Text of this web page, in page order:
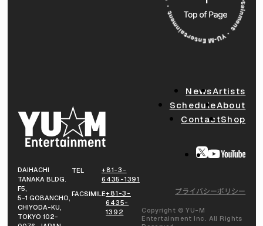
DAIHACHI
TANAKA BLDG.
F5,
5-1 GOBANCHO,
CHIYODA-KU,
TOKYO 102-
TEL
+81-3-
6435-1391
FACSIMILE+81-3-
6435-
1392
NewsArtists
ScheduleAbout
ContactShop
プライバシーポリシー
Copyright © YU-M
Entertainment Inc. All Rights